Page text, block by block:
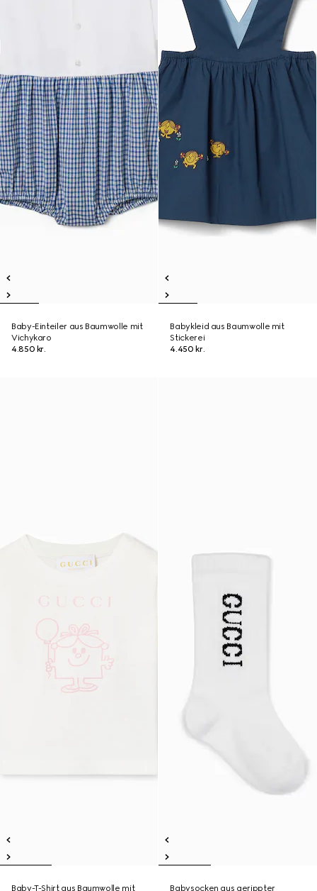
Baby-Einteiler aus Baumwolle mit
Vichykaro
4.850 kr.
Babykleid aus Baumwolle mit
Stickerei
4.450 kr.
Baby-T-Shirt aus Baumwolle mit Babysocken aus gerippter